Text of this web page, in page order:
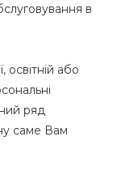
в
або
ряд
саме Вам